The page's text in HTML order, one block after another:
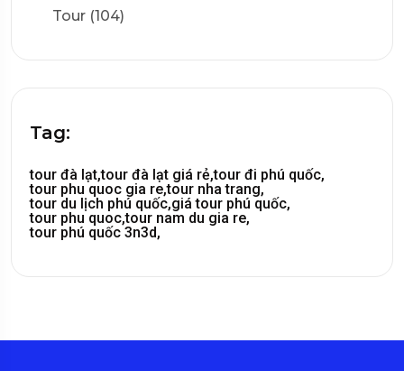
Tour (104)
Tag:
tour đà lạt,tour đà lạt giá rẻ,tour đi phú quốc,
tour phu quoc gia re,tour nha trang,
tour du lịch phú quốc,giá tour phú quốc,
tour phu quoc,tour nam du gia re,
tour phú quốc 3n3d,